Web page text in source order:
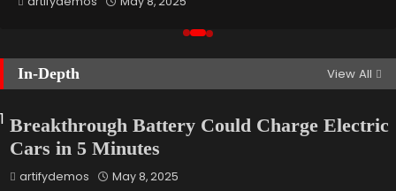
Doctors Warn of Silent Vitamin
In-Depth View All
1 Breakthrough Battery Could Charge Electric
Cars in 5 Minutes
artifydemos May 8, 2025